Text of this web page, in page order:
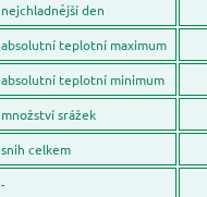
nejchladnější den
absolutní teplotní maximum
absolutní teplotní minimum
množství srážek
snih celkem
-